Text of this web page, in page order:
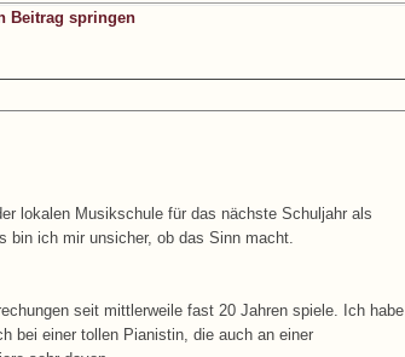
Beitrag springen
lokalen Musikschule für das nächste Schuljahr als
bin ich mir unsicher, ob das Sinn macht.
seit mittlerweile fast 20 Jahren spiele. Ich habe
bei einer tollen Pianistin, die auch an einer